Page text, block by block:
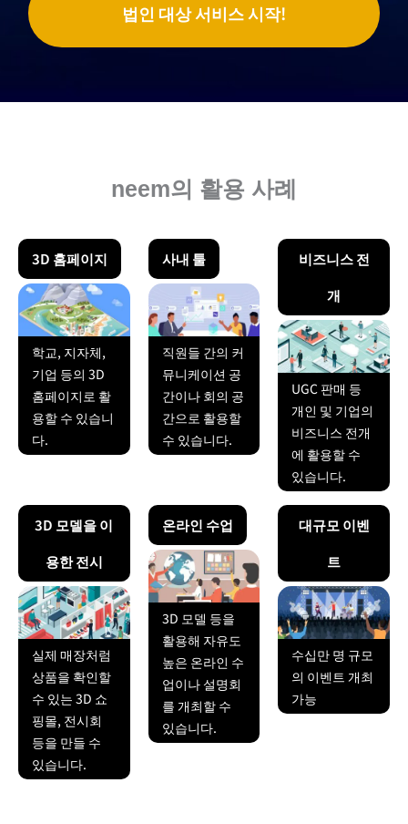
법인 대상 서비스 시작!
neem의 활용 사례
3D 홈페이지
학교, 지자체,
기업 등의 3D
홈페이지로 활
용할 수 있습니
다.
사내 툴
직원들 간의 커
뮤니케이션 공
간이나 회의 공
간으로 활용할
수 있습니다.
비즈니스 전
개
UGC 판매 등
개인 및 기업의
비즈니스 전개
에 활용할 수
있습니다.
3D 모델을 이
용한 전시
실제 매장처럼
상품을 확인할
수 있는 3D 쇼
핑몰, 전시회
등을 만들 수
있습니다.
온라인 수업
3D 모델 등을
활용해 자유도
높은 온라인 수
업이나 설명회
를 개최할 수
있습니다.
대규모 이벤
트
수십만 명 규모
의 이벤트 개최
가능